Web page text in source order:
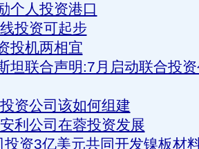
个人投资港口
投资可起步
投机两相宜
坦联合声明:7月启动联合投
资公司该如何组建
利公司在蓉投资发展
投资3亿美元共同开发镍板材